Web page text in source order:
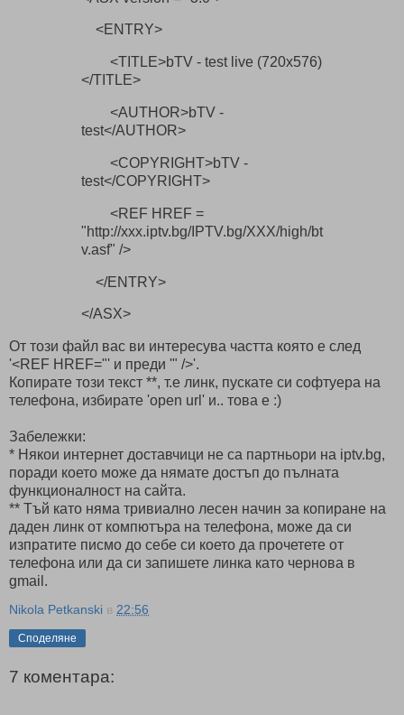
<ENTRY>
<TITLE>bTV - test live (720x576)
</TITLE>
<AUTHOR>bTV -
test</AUTHOR>
<COPYRIGHT>bTV -
test</COPYRIGHT>
<REF HREF =
"http://xxx.iptv.bg/IPTV.bg/XXX/high/bt
v.asf" />
</ENTRY>
</ASX>
От този файл вас ви интересува частта която е след
'<REF HREF="' и преди '" />'.
Копирате този текст **, т.е линк, пускате си софтуера на
телефона, избирате 'open url' и.. това е :)
Забележки:
* Някои интернет доставчици не са партньори на iptv.bg,
поради което може да нямате достъп до пълната
функционалност на сайта.
** Тъй като няма тривиално лесен начин за копиране на
даден линк от компютъра на телефона, може да си
изпратите писмо до себе си което да прочетете от
телефона или да си запишете линка като чернова в
gmail.
Nikola Petkanski в 22:56
Споделяне
7 коментара: